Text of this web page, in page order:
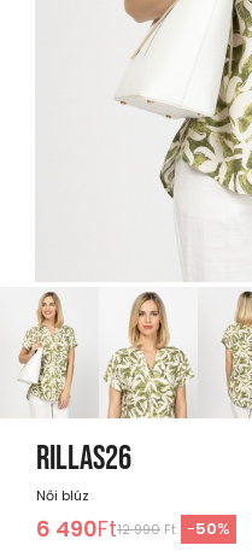
RILLAS26
Női blúz
6 490Ft12 990 Ft -50%